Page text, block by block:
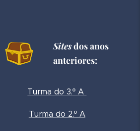
Sitesdos anos
anteriores:
Turma do 3.º A
Turma do 2.º A